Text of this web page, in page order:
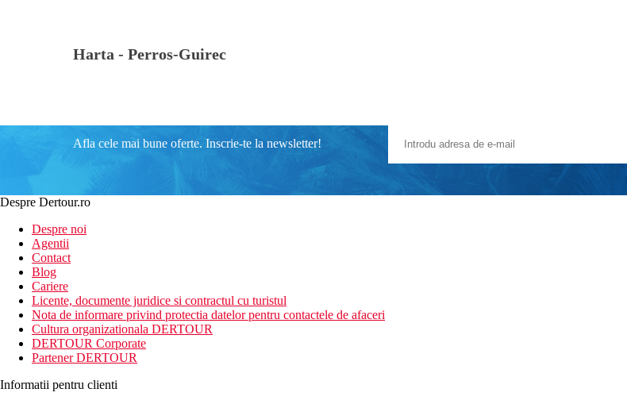
Harta - Perros-Guirec
Afla cele mai bune oferte. Inscrie-te la newsletter!
Despre Dertour.ro
Despre noi
Agentii
Contact
Blog
Cariere
Licente, documente juridice si contractul cu turistul
Nota de informare privind protectia datelor pentru contactele de afaceri
Cultura organizationala DERTOUR
DERTOUR Corporate
Partener DERTOUR
Informatii pentru clienti